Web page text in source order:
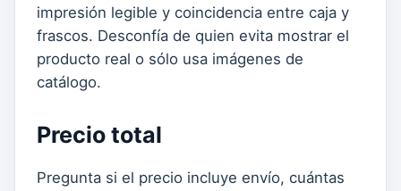
impresión legible y coincidencia entre caja y
frascos. Desconfía de quien evita mostrar el
producto real o sólo usa imágenes de
catálogo.
Precio total
Pregunta si el precio incluye envío, cuántas